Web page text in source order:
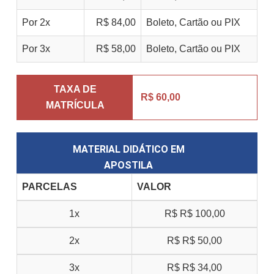
Por 2x R$ 84,00 Boleto, Cartão ou PIX
Por 3x R$ 58,00 Boleto, Cartão ou PIX
TAXA DE
MATRÍCULA
R$ 60,00
MATERIAL DIDÁTICO EM
APOSTILA
PARCELAS VALOR
1x R$ R$ 100,00
2x R$ R$ 50,00
3x R$ R$ 34,00